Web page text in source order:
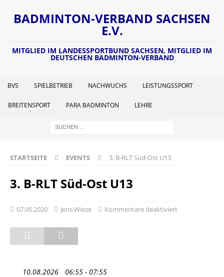
BADMINTON-VERBAND SACHSEN
E.V.
MITGLIED IM LANDESSPORTBUND SACHSEN, MITGLIED IM
DEUTSCHEN BADMINTON-VERBAND
BVS SPIELBETRIEB NACHWUCHS LEISTUNGSSPORT
BREITENSPORT PARA BADMINTON LEHRE
STARTSEITE EVENTS 3. B-RLT Süd-Ost U13
3. B-RLT Süd-Ost U13
07.05.2020 Jens Wiese Kommentare deaktiviert
10.08.2026 06:55 - 07:55